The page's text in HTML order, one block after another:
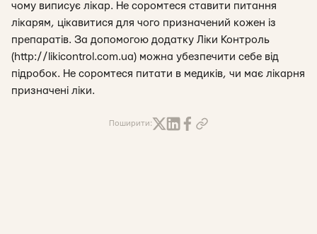
чому виписує лікар. Не соромтеся ставити питання
лікарям, цікавитися для чого призначений кожен із
препаратів. За допомогою додатку Ліки Контроль
(http://likicontrol.com.ua) можна убезпечити себе від
підробок. Не соромтеся питати в медиків, чи має лікарня
призначені ліки.
Поширити: